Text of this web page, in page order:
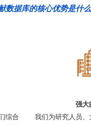
数据库的核心优势是什
综合
强大
我们为研究人员